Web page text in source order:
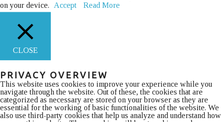
on your device.
Accept Read More
CLOSE
PRIVACY OVERVIEW
This website uses cookies to improve your experience while you
navigate through the website. Out of these, the cookies that are
categorized as necessary are stored on your browser as they are
essential for the working of basic functionalities of the website. We
also use third-party cookies that help us analyze and understand how